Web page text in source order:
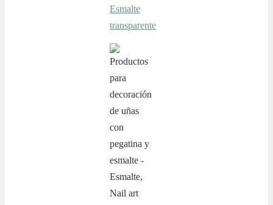
Esmalte
transparente